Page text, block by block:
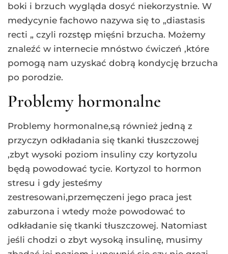
boki i brzuch wygląda dosyć niekorzystnie. W
medycynie fachowo nazywa się to „diastasis
recti „ czyli rozstęp mięśni brzucha. Możemy
znaleźć w internecie mnóstwo ćwiczeń ,które
pomogą nam uzyskać dobrą kondycję brzucha
po porodzie.
Problemy hormonalne
Problemy hormonalne,są również jedną z
przyczyn odkładania się tkanki tłuszczowej
,zbyt wysoki poziom insuliny czy kortyzolu
będą powodować tycie. Kortyzol to hormon
stresu i gdy jesteśmy
zestresowani,przemęczeni jego praca jest
zaburzona i wtedy może powodować to
odkładanie się tkanki tłuszczowej. Natomiast
jeśli chodzi o zbyt wysoką insulinę, musimy